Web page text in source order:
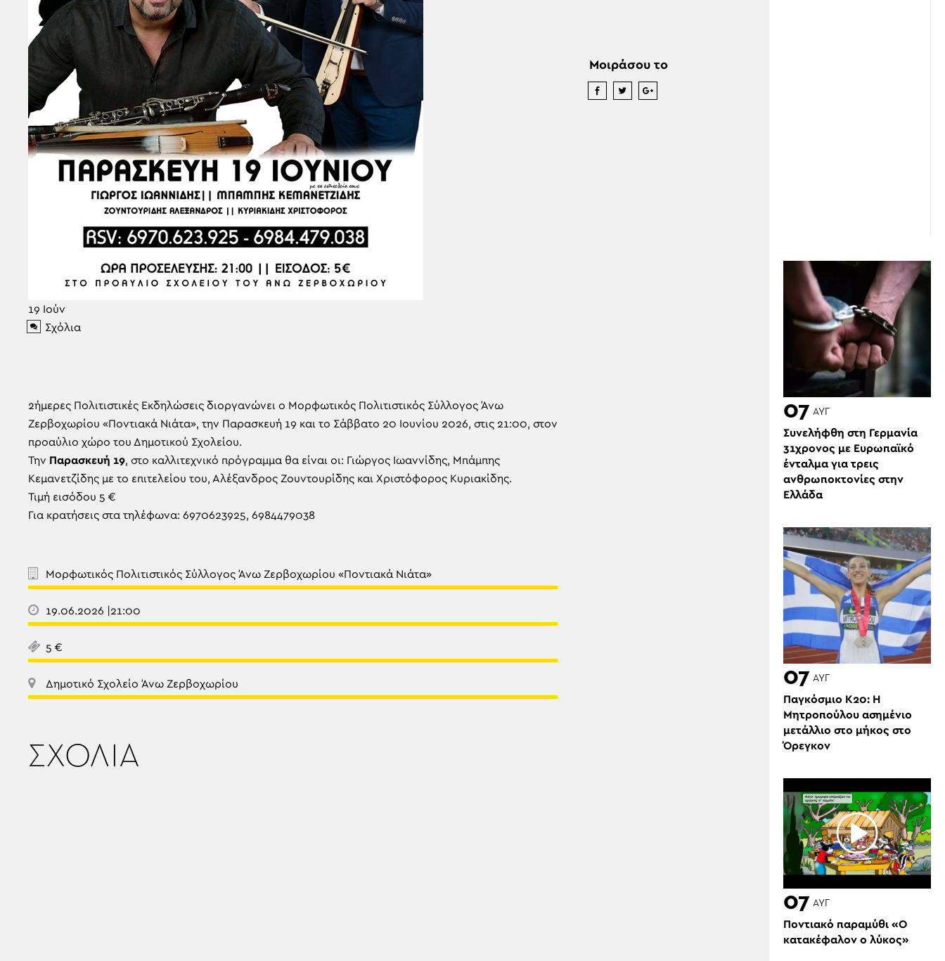
19 Ιούν
Σχόλια
Μοιράσου το
2ήμερες Πολιτιστικές Εκδηλώσεις διοργανώνει ο Μορφωτικός Πολιτιστικός Σύλλογος Άνω
Ζερβοχωρίου «Ποντιακά Νιάτα», την Παρασκευή 19 και το Σάββατο 20 Ιουνίου 2026, στις 21:00, στον
προαύλιο χώρο του Δημοτικού Σχολείου.
Την Παρασκευή 19, στο καλλιτεχνικό πρόγραμμα θα είναι οι: Γιώργος Ιωαννίδης, Μπάμπης
Κεμανετζίδης με το επιτελείου του, Αλέξανδρος Ζουντουρίδης και Χριστόφορος Κυριακίδης.
Τιμή εισόδου 5 €
Για κρατήσεις στα τηλέφωνα: 6970623925, 6984479038
Μορφωτικός Πολιτιστικός Σύλλογος Άνω Ζερβοχωρίου «Ποντιακά Νιάτα»
19.06.2026 |21:00
5 €
Δημοτικό Σχολείο Άνω Ζερβοχωρίου
ΣΧΟΛΙΑ
07 ΑΥΓ
Συνελήφθη στη Γερμανία
31χρονος με Ευρωπαϊκό
ένταλμα για τρεις
ανθρωποκτονίες στην
Ελλάδα
07 ΑΥΓ
Παγκόσμιο Κ20: Η
Μητροπούλου ασημένιο
μετάλλιο στο μήκος στο
Όρεγκον
07 ΑΥΓ
Ποντιακό παραμύθι «Ο
κατακέφαλον ο λύκος»